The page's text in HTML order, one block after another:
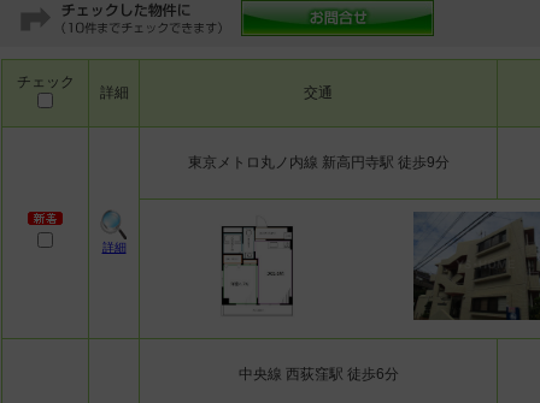
チェック
詳細 交通
詳細
東京メトロ丸ノ内線 新高円寺駅 徒歩9分
中央線 西荻窪駅 徒歩6分